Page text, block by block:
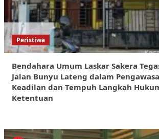
Peristiwa
Bendahara Umum Laskar Sakera
Jalan Bunyu Lateng dalam
Keadilan dan Tempuh Langkah
Ketentuan